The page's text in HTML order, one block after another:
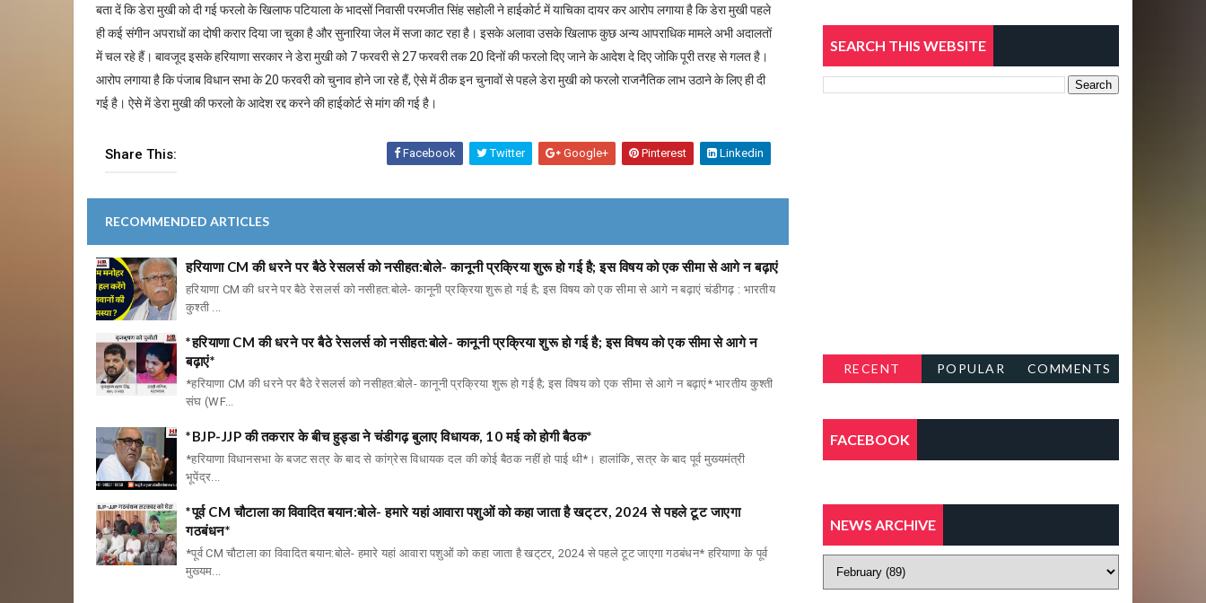
बता दें कि डेरा मुखी को दी गई फरलो के खिलाफ पटियाला के भादसों निवासी परमजीत सिंह सहोली ने हाईकोर्ट में याचिका दायर कर आरोप लगाया है कि डेरा मुखी पहले
ही कई संगीन अपराधों का दोषी करार दिया जा चुका है और सुनारिया जेल में सजा काट रहा है। इसके अलावा उसके खिलाफ कुछ अन्य आपराधिक मामले अभी अदालतों
में चल रहे हैं। बावजूद इसके हरियाणा सरकार ने डेरा मुखी को 7 फरवरी से 27 फरवरी तक 20 दिनों की फरलो दिए जाने के आदेश दे दिए जोकि पूरी तरह से गलत है।
आरोप लगाया है कि पंजाब विधान सभा के 20 फरवरी को चुनाव होने जा रहे हैं, ऐसे में ठीक इन चुनावों से पहले डेरा मुखी को फरलो राजनैतिक लाभ उठाने के लिए ही दी
गई है। ऐसे में डेरा मुखी की फरलो के आदेश रद्द करने की हाईकोर्ट से मांग की गई है।
Share This: Facebook Twitter Google+ Pinterest Linkedin
RECOMMENDED ARTICLES
हरियाणा CM की धरने पर बैठे रेसलर्स को नसीहत:बोले- कानूनी प्रक्रिया शुरू हो गई है; इस विषय को एक सीमा से आगे न बढ़ाएं
हरियाणा CM की धरने पर बैठे रेसलर्स को नसीहत:बोले- कानूनी प्रक्रिया शुरू हो गई है; इस विषय को एक सीमा से आगे न बढ़ाएं चंडीगढ़ : भारतीय
कुश्ती ...
*हरियाणा CM की धरने पर बैठे रेसलर्स को नसीहत:बोले- कानूनी प्रक्रिया शुरू हो गई है; इस विषय को एक सीमा से आगे न
बढ़ाएं*
*हरियाणा CM की धरने पर बैठे रेसलर्स को नसीहत:बोले- कानूनी प्रक्रिया शुरू हो गई है; इस विषय को एक सीमा से आगे न बढ़ाएं* भारतीय कुश्ती
संघ (WF...
*BJP-JJP की तकरार के बीच हुड्डा ने चंडीगढ़ बुलाए विधायक, 10 मई को होगी बैठक*
*हरियाणा विधानसभा के बजट सत्र के बाद से कांग्रेस विधायक दल की कोई बैठक नहीं हो पाई थी*। हालांकि, सत्र के बाद पूर्व मुख्यमंत्री
भूपेंद्र...
*पूर्व CM चौटाला का विवादित बयान:बोले- हमारे यहां आवारा पशुओं को कहा जाता है खट्‌टर, 2024 से पहले टूट जाएगा
गठबंधन*
*पूर्व CM चौटाला का विवादित बयान:बोले- हमारे यहां आवारा पशुओं को कहा जाता है खट्‌टर, 2024 से पहले टूट जाएगा गठबंधन* हरियाणा के पूर्व
मुख्यम...
SEARCH THIS WEBSITE
RECENT POPULAR COMMENTS
FACEBOOK
NEWS ARCHIVE